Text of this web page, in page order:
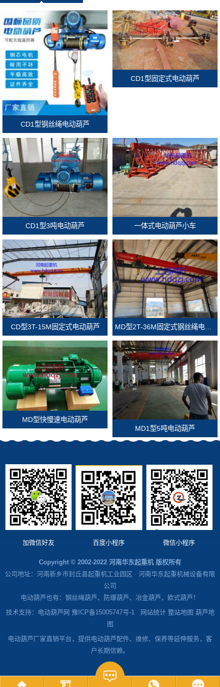
CD1型钢丝绳电动葫芦
CD1型固定式电动葫芦
CD1型3吨电动葫芦 一体式电动葫芦小车
CD型3T-15M固定式电动葫芦
MD型快慢速电动葫芦
MD1型5吨电动葫芦
加微信好友 百度小程序 微信小程序
Copyright © 2002-2022 河南华东起重机 版权所有
公司地址：河南新乡市封丘县起重机工业园区 河南华东起重机械设备有限
公司
电动葫芦也有：钢丝绳葫芦、防爆葫芦、冶金葫芦，欧式葫芦！
技术支持：电动葫芦网 豫ICP备15005747号-1
网站统计 整站地图 葫芦地
图
电动葫芦厂家直销平台，提供电动葫芦配件、维修、保养等延伸服务，客
户长期信赖。